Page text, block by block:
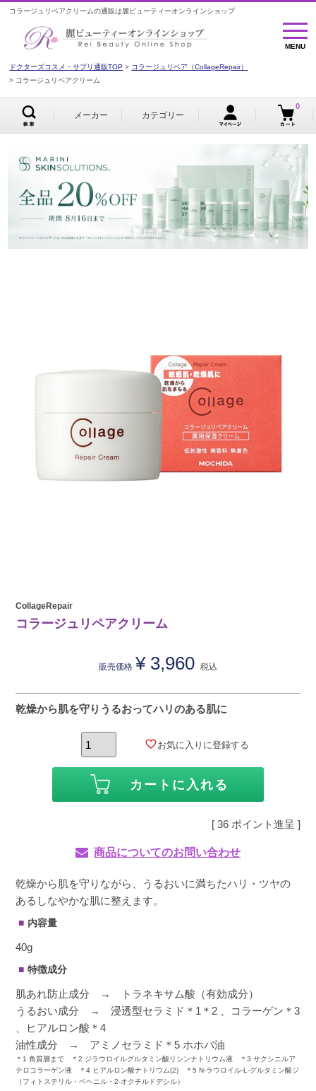
コラージュリペアクリームの通販は麗ビューティーオンラインショップ
MENU
MENU
ドクターズコスメ・サプリ通販TOP
コラージュリペア（CollageRepair）
コラージュリペアクリーム
メーカー カテゴリー
0
CollageRepair
コラージュリペアクリーム
販売価格 ¥ 3,960 税込
乾燥から肌を守りうるおってハリのある肌に
お気に入りに登録する
カートに入れる
[ 36 ポイント進呈 ]
商品についてのお問い合わせ
乾燥から肌を守りながら、うるおいに満ちたハリ・ツヤの
あるしなやかな肌に整えます。
内容量
40g
特徴成分
肌あれ防止成分 → トラネキサム酸（有効成分）
うるおい成分 → 浸透型セラミド＊1＊2 、コラーゲン＊3
、ヒアルロン酸＊4
油性成分 → アミノセラミド＊5 ホホバ油
＊1 角質層まで ＊2 ジラウロイルグルタミン酸リシンナトリウム液 ＊3 サクシニルア
テロコラーゲン液 ＊4 ヒアルロン酸ナトリウム(2) ＊5 N-ラウロイル-L-グルタミン酸ジ
（フィトステリル・ベヘニル・2-オクチルドデシル）